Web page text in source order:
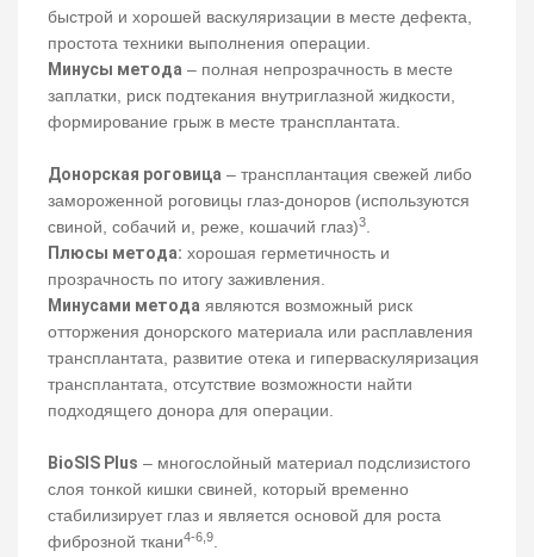
быстрой и хорошей васкуляризации в месте дефекта,
простота техники выполнения операции.
Минусы метода – полная непрозрачность в месте
заплатки, риск подтекания внутриглазной жидкости,
формирование грыж в месте трансплантата.
Донорская роговица – трансплантация свежей либо
замороженной роговицы глаз-доноров (используются
свиной, собачий и, реже, кошачий глаз)3.
Плюсы метода: хорошая герметичность и
прозрачность по итогу заживления.
Минусами метода являются возможный риск
отторжения донорского материала или расплавления
трансплантата, развитие отека и гиперваскуляризация
трансплантата, отсутствие возможности найти
подходящего донора для операции.
BioSIS Plus – многослойный материал подслизистого
слоя тонкой кишки свиней, который временно
стабилизирует глаз и является основой для роста
фиброзной ткани4-6,9.